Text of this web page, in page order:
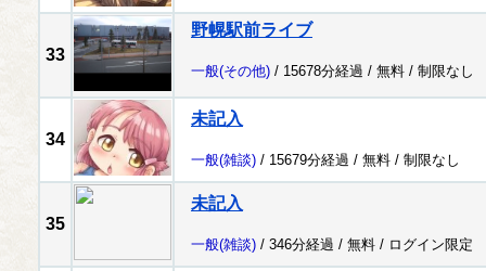
33
野幌駅前ライブ
一般(その他) / 15678分経過 / 無料 / 制限なし
34
未記入
一般(雑談) / 15679分経過 / 無料 / 制限なし
35
未記入
一般(雑談) / 346分経過 / 無料 / ログイン限定